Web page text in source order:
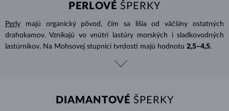
PERLOVÉ ŠPERKY
Perly
majú organický pôvod, čím sa líšia od väčšiny ostatných
drahokamov. Vznikajú vo vnútri lastúry morských i sladkovodných
lastúrnikov. Na Mohsovej stupnici tvrdosti majú hodnotu 2,5–4,5.
DIAMANTOVÉ ŠPERKY